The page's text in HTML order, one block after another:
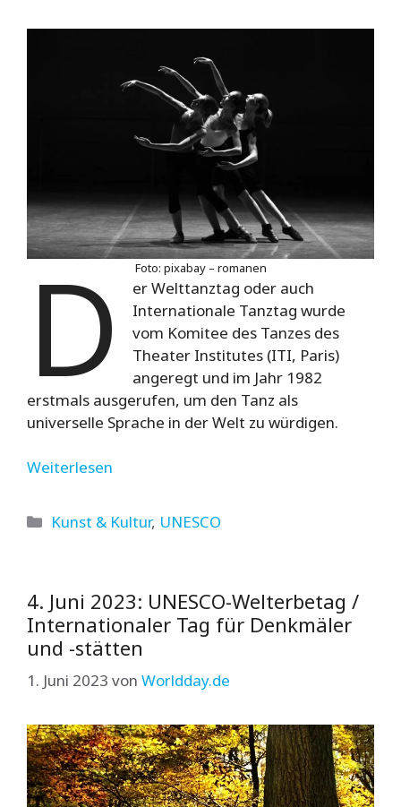
Foto: pixabay – romanen
D
er Welttanztag oder auch
Internationale Tanztag wurde
vom Komitee des Tanzes des
Theater Institutes (ITI, Paris)
angeregt und im Jahr 1982
erstmals ausgerufen, um den Tanz als
universelle Sprache in der Welt zu würdigen.
Weiterlesen
Kategorien
Kunst & Kultur, UNESCO
4. Juni 2023: UNESCO-Welterbetag /
Internationaler Tag für Denkmäler
und -stätten
1. Juni 2023 von Worldday.de